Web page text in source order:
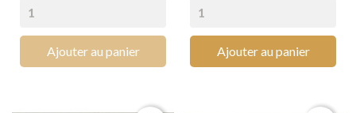
Ajouter au panier Ajouter au panier